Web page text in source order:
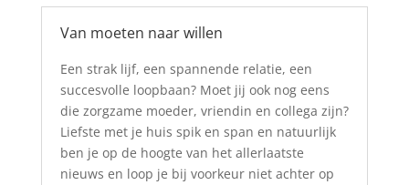
Van moeten naar willen
Een strak lijf, een spannende relatie, een
succesvolle loopbaan? Moet jij ook nog eens
die zorgzame moeder, vriendin en collega zijn?
Liefste met je huis spik en span en natuurlijk
ben je op de hoogte van het allerlaatste
nieuws en loop je bij voorkeur niet achter op